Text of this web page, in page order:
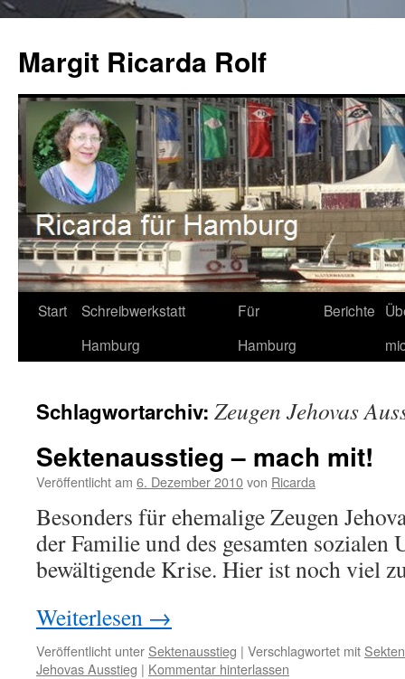
springen
Margit Ricarda Rolf
Start
Schreibwerkstatt
Hamburg
Für
Hamburg
Berichte
Schlagwortarchiv: Zeugen Jehovas
Sektenausstieg – mach mit!
Veröffentlicht am 6. Dezember 2010von Ricarda
Besonders für ehemalige Zeugen
der Familie und des gesamten sozialen
bewältigende Krise. Hier ist noch viel
Weiterlesen →
Veröffentlicht unter Sektenausstieg | Verschlagwortet mit
Jehovas Ausstieg | Kommentar hinterlassen